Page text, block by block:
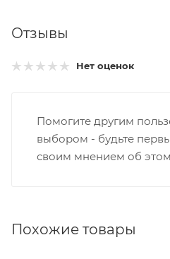
Отзывы
Нет оценок
Помогите другим
выбором - будьте
своим мнением об
Похожие товары